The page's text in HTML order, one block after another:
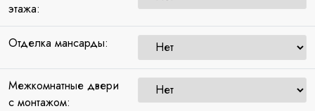
этажа:
Отделка мансарды:
Межкомнатные двери
с монтажом: